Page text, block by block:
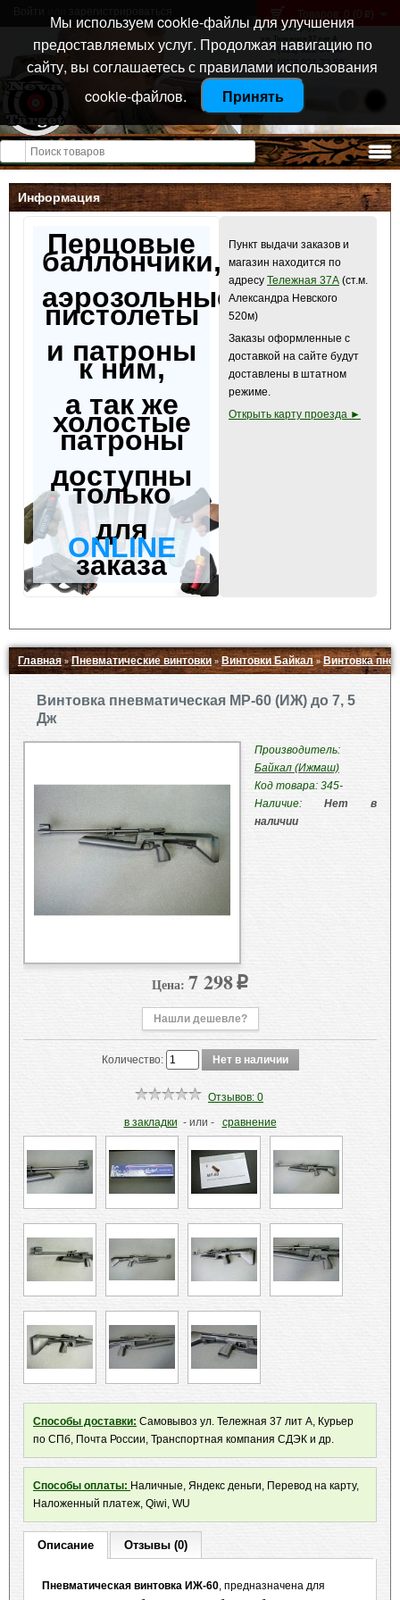
Санкт-Петербург
ул. Тележная 37 лит А
+7 (911) 021-04-08
+7 (812) 921-73-50
Товаров: 0 (0 p )
Открыть меню
Информация
Перцовые
баллончики,
аэрозольные
пистолеты
и патроны
к ним,
а так же
холостые
патроны
доступны
только
для
ONLINE
заказа
Пункт выдачи заказов и
магазин находится по
адресу Тележная 37А (ст.м.
Александра Невского
520м)
Заказы оформленные с
доставкой на сайте будут
доставлены в штатном
режиме.
Открыть карту проезда ►
Главная»Пневматические винтовки » Винтовки Байкал»Винтовка
Винтовка пневматическая МР-60 (ИЖ) до 7, 5
Дж
Производитель:
Байкал (Ижмаш)
Код товара: 345-
Наличие: Нет в
наличии
Цена: 7 298 p
Нашли дешевле?
Количество:
Отзывов: 0
в закладки - или - сравнение
Способы доставки: Самовывоз ул. Тележная 37 лит А, Курьер
по СПб, Почта России, Транспортная компания СДЭК и др.
Способы оплаты: Наличные, Яндекс деньги, Перевод на карту,
Наложенный платеж, Qiwi, WU
Описание Отзывы (0)
Пневматическая винтовка ИЖ-60, предназначена для
Мы используем cookie-файлы для улучшения
предоставляемых услуг. Продолжая навигацию по
сайту, вы соглашаетесь с правилами использования
cookie-файлов.
Принять